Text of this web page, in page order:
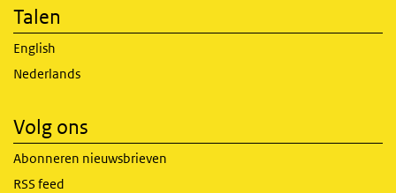
Talen
English
Nederlands
Volg ons
Abonneren nieuwsbrieven
RSS feed